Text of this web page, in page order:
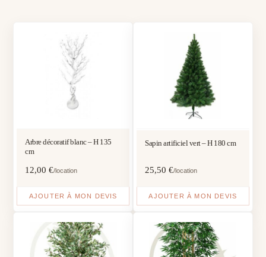
Arbre décoratif blanc – H 135
cm
12,00€/location
AJOUTER À MON DEVIS
Sapin artificiel vert – H 180 cm
25,50 €/location
AJOUTER À MON DEVIS